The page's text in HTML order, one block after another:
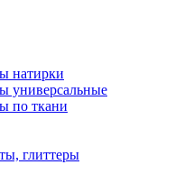
натирки
универсальные
по ткани
глиттеры